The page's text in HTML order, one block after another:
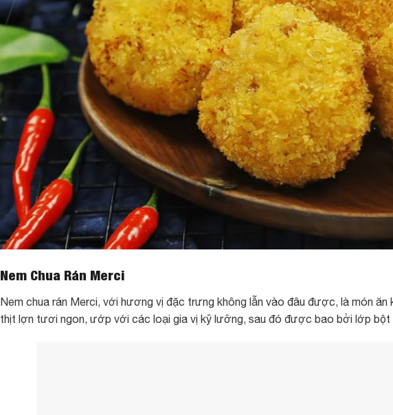
Nem Chua Rán Merci
Nem chua rán Merci, với hương vị đặc trưng không lẫn vào đâu được, là món
thịt lợn tươi ngon, ướp với các loại gia vị kỹ lưỡng, sau đó được bao bởi lớp bột